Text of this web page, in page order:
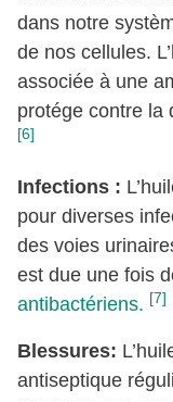
dans notre
de nos cellules.
associée à une
protége contre la
[6]
Infections :
pour diverses
des voies
est due une fois
antibactériens. [7]
Blessures:
antiseptique